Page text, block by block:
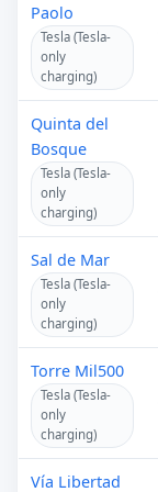
Paolo
Tesla (Tesla-
only
charging)
Quinta del
Bosque
Tesla (Tesla-
only
charging)
Sal de Mar
Tesla (Tesla-
only
charging)
Torre Mil500
Tesla (Tesla-
only
charging)
Vía Libertad